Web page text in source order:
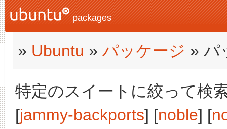
packages
» Ubuntu » パッケージ » パ
特定のスイートに絞って検
[jammy-backports] [noble] [